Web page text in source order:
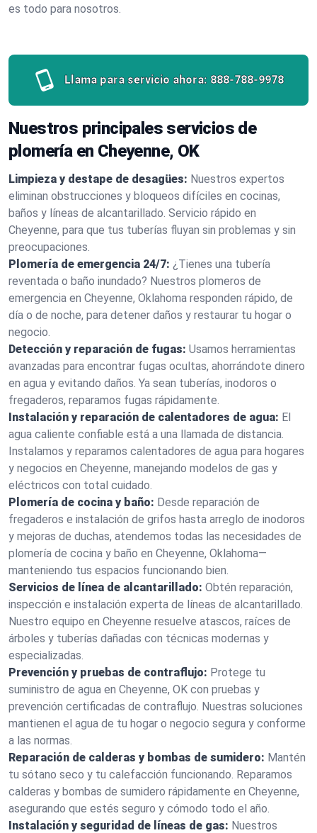
es todo para nosotros.
Llama para servicio ahora: 888-788-9978
Nuestros principales servicios de
plomería en Cheyenne, OK
Limpieza y destape de desagües: Nuestros expertos
eliminan obstrucciones y bloqueos difíciles en cocinas,
baños y líneas de alcantarillado. Servicio rápido en
Cheyenne, para que tus tuberías fluyan sin problemas y sin
preocupaciones.
Plomería de emergencia 24/7: ¿Tienes una tubería
reventada o baño inundado? Nuestros plomeros de
emergencia en Cheyenne, Oklahoma responden rápido, de
día o de noche, para detener daños y restaurar tu hogar o
negocio.
Detección y reparación de fugas: Usamos herramientas
avanzadas para encontrar fugas ocultas, ahorrándote dinero
en agua y evitando daños. Ya sean tuberías, inodoros o
fregaderos, reparamos fugas rápidamente.
Instalación y reparación de calentadores de agua: El
agua caliente confiable está a una llamada de distancia.
Instalamos y reparamos calentadores de agua para hogares
y negocios en Cheyenne, manejando modelos de gas y
eléctricos con total cuidado.
Plomería de cocina y baño: Desde reparación de
fregaderos e instalación de grifos hasta arreglo de inodoros
y mejoras de duchas, atendemos todas las necesidades de
plomería de cocina y baño en Cheyenne, Oklahoma—
manteniendo tus espacios funcionando bien.
Servicios de línea de alcantarillado: Obtén reparación,
inspección e instalación experta de líneas de alcantarillado.
Nuestro equipo en Cheyenne resuelve atascos, raíces de
árboles y tuberías dañadas con técnicas modernas y
especializadas.
Prevención y pruebas de contraflujo: Protege tu
suministro de agua en Cheyenne, OK con pruebas y
prevención certificadas de contraflujo. Nuestras soluciones
mantienen el agua de tu hogar o negocio segura y conforme
a las normas.
Reparación de calderas y bombas de sumidero: Mantén
tu sótano seco y tu calefacción funcionando. Reparamos
calderas y bombas de sumidero rápidamente en Cheyenne,
asegurando que estés seguro y cómodo todo el año.
Instalación y seguridad de líneas de gas: Nuestros